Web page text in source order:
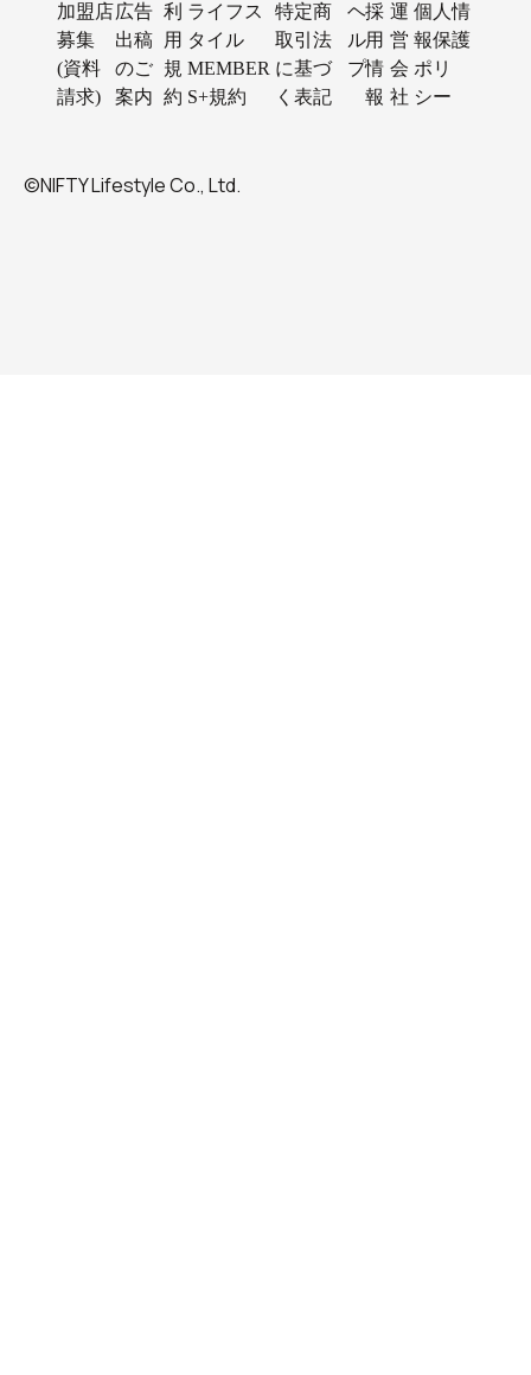
加盟店
募集
(資料
請求)
広告
出稿
のご
案内
利
用
規
約
ライフス
タイル
MEMBER
S+規約
特定商
取引法
に基づ
く表記
ヘ
ル
プ
採
用
情
報
運
営
会
社
個人情
報保護
ポリ
シー
©NIFTY Lifestyle Co., Ltd.